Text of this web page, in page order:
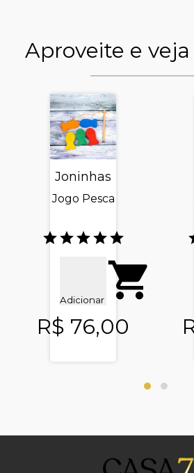
Aproveite e
Joninhas
Jogo Pesca
Adicionar
R$ 76,00